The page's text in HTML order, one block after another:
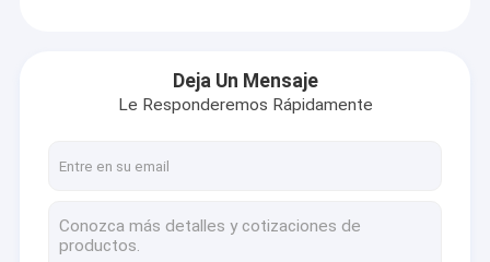
Deja Un Mensaje
Le Responderemos Rápidamente